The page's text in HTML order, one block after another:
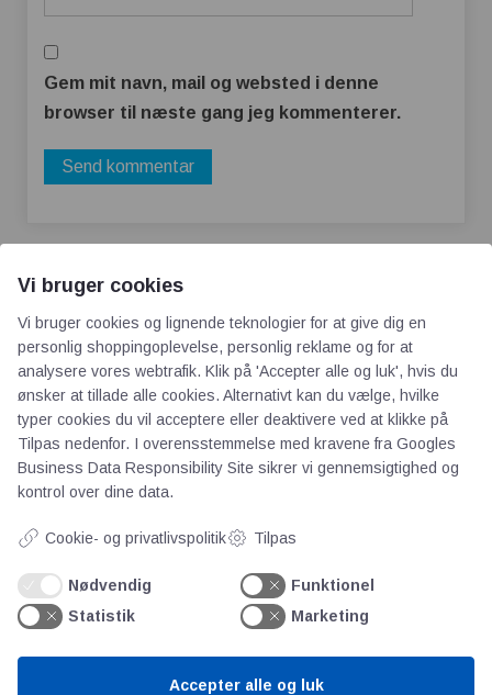
Gem mit navn, mail og websted i denne
browser til næste gang jeg kommenterer.
AOT
Om os
Priser
Kontakt
Persondata
Videncentre
Vi bruger cookies
Vi bruger cookies og lignende teknologier for at give dig en
personlig shoppingoplevelse, personlig reklame og for at
analysere vores webtrafik. Klik på 'Accepter alle og luk', hvis du
ønsker at tillade alle cookies. Alternativt kan du vælge, hvilke
typer cookies du vil acceptere eller deaktivere ved at klikke på
Tilpas nedenfor. I overensstemmelse med kravene fra Googles
Business Data Responsibility Site sikrer vi gennemsigtighed og
kontrol over dine data.
Cookie- og privatlivspolitik Tilpas
Nødvendig
Funktionel
Statistik
Marketing
Accepter alle og luk